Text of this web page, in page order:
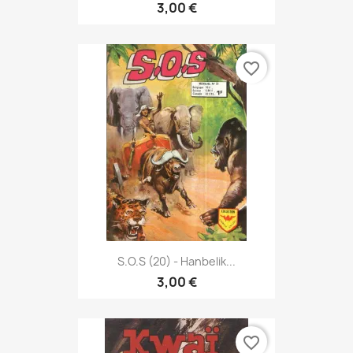
3,00 €
S.O.S (20) - Hanbelik...
3,00 €
favorite_border
favorite_border